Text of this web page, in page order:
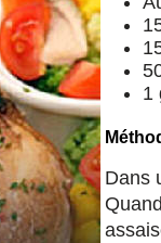
1
Dans